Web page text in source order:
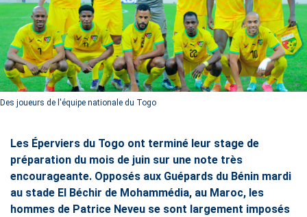
Des joueurs de l'équipe nationale du Togo
Les Éperviers du Togo ont terminé leur stage de
préparation du mois de juin sur une note très
encourageante. Opposés aux Guépards du Bénin mardi
au stade El Béchir de Mohammédia, au Maroc, les
hommes de Patrice Neveu se sont largement imposés